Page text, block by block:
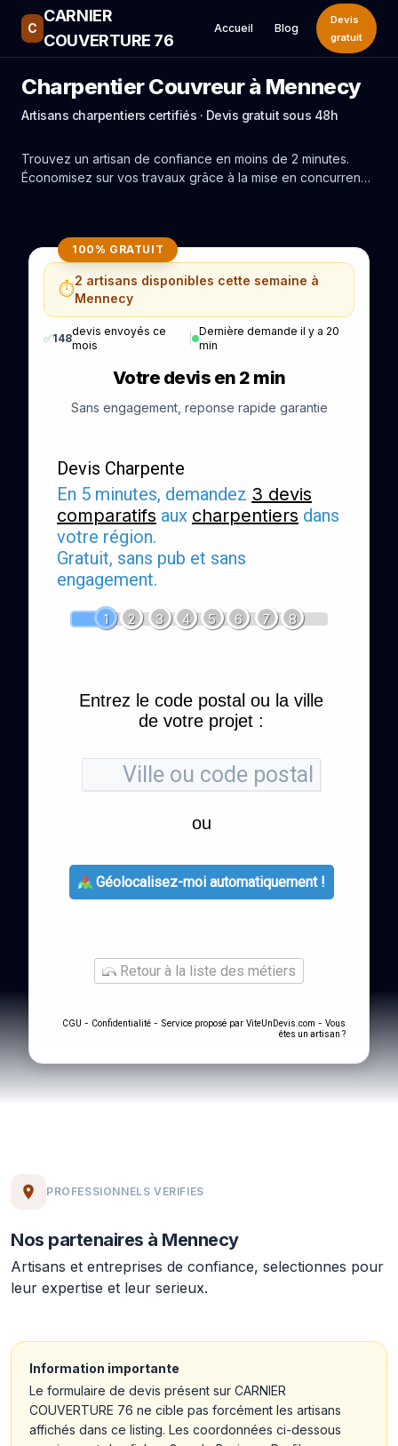
C
CARNIER
COUVERTURE 76
Accueil Blog
Devis
gratuit
Charpentier Couvreur à Mennecy
Artisans charpentiers certifiés · Devis gratuit sous 48h
Trouvez un artisan de confiance en moins de 2 minutes.
Économisez sur vos travaux grâce à la mise en concurrence
100% GRATUIT
⏱️2 artisans disponibles cette semaine à
Mennecy
✅148
devis envoyés ce
mois
|
Dernière demande il y a 20
min
Votre devis en 2 min
Sans engagement, reponse rapide garantie
Devis Charpente
En 5 minutes, demandez 3 devis
comparatifs aux charpentiers dans
votre région.
Gratuit, sans pub et sans
engagement.
1 2 3 4 5 6 7 8
Entrez le code postal ou la ville
de votre projet :
ou
Géolocalisez-moi automatiquement !
Retour à la liste des métiers
CGU - Confidentialité - Service proposé par ViteUnDevis.com - Vous
êtes un artisan ?
PROFESSIONNELS VERIFIES
Nos partenaires à Mennecy
Artisans et entreprises de confiance, selectionnes pour
leur expertise et leur serieux.
Information importante
Le formulaire de devis présent sur CARNIER
COUVERTURE 76 ne cible pas forcément les artisans
affichés dans ce listing. Les coordonnées ci-dessous